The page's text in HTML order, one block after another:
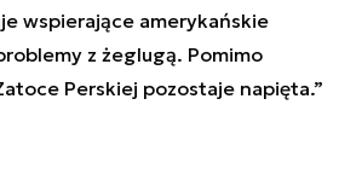
wspierające amerykańskie
z żeglugą. Pomimo
Perskiej pozostaje napięta.”